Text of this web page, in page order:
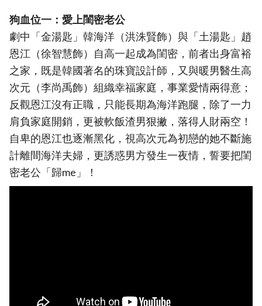
狗血位一：愛上閨密老公
劇中「金湯匙」韓海洋（洪洙賢飾）與「土湯匙」趙
恩江（徐智慧飾）自高一起成為閨密，前者出身富裕
之家，既是韓國著名的珠寶設計師，又與暖男醫生高
次元（李尚禹飾）組織幸福家庭，事業愛情兩得意；
反觀恩江沒有正職，只能長期為海洋跑腿，除了一力
肩負家庭開銷，更被軟飯渣男狠撇，落得人財兩空！
自卑的恩江也逐漸黑化，視高次元為初戀的她不斷施
計離間海洋夫婦，更誘惑男方發生一夜情，誓要把閨
密老公「歸me」！